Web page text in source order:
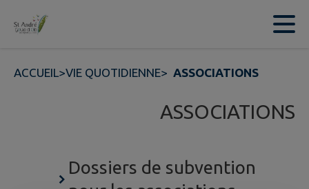
Contenu
ACCUEIL>VIE QUOTIDIENNE> ASSOCIATIONS
ASSOCIATIONS
Dossiers de subvention